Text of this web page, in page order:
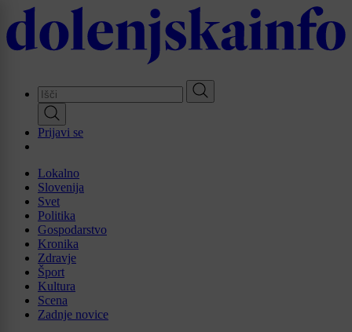
Skip
to
main
Prijavi se
Lokalno
Slovenija
Svet
Politika
Gospodarstvo
Kronika
Zdravje
Šport
Kultura
Scena
Zadnje novice